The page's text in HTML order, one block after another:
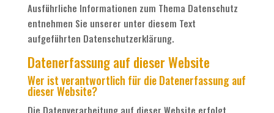
Ausführliche Informationen zum Thema Datenschutz
entnehmen Sie unserer unter diesem Text
aufgeführten Datenschutzerklärung.
Datenerfassung auf dieser Website
Wer ist verantwortlich für die Datenerfassung auf
dieser Website?
Die Datenverarbeitung auf dieser Website erfolgt